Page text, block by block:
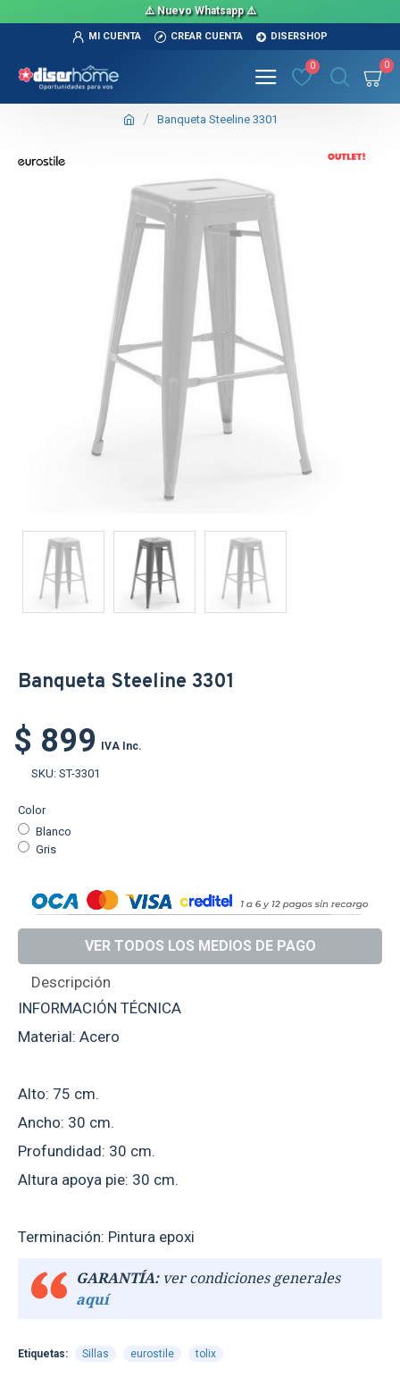
⚠️ Nuevo Whatsapp ⚠️
MI CUENTA CREAR CUENTA DISERSHOP
0 0
Banqueta Steeline 3301
TEXTTRANSPARENTE OUT
Banqueta Steeline 3301
$ 899 IVA Inc.
SKU: ST-3301
Color
Blanco
Gris
Descripción
INFORMACIÓN TÉCNICA
Material: Acero
Alto: 75 cm.
Ancho: 30 cm.
Profundidad: 30 cm.
Altura apoya pie: 30 cm.
Terminación: Pintura epoxi
GARANTÍA:ver condiciones generales
aquí
VER TODOS LOS MEDIOS DE PAGO
Etiquetas: Sillas eurostile tolix